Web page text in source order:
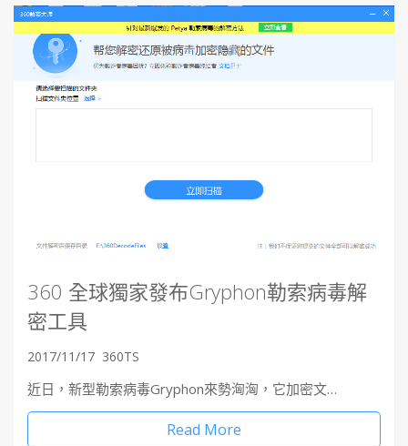
360 全球獨家發布Gryphon勒索病毒解
密工具
2017/11/17 360TS
近日，新型勒索病毒Gryphon來勢洶洶，它加密文…
Read More